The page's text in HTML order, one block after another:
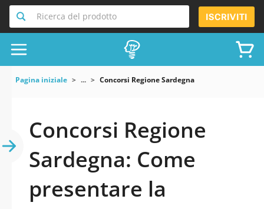
Ricerca del prodotto ISCRIVITI
Pagina iniziale ... Concorsi Regione Sardegna
Concorsi Regione
Sardegna: Come
presentare la